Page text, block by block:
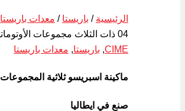
الرئيسية / باريستا / معدات باريستا
04 ذات الثلاث مجموعات الأوتوماتيكية
CIME
, باريستا, معدات باريستا
ماكينة اسبريسو ثلاثية المجموعات
صنع في ايطاليا